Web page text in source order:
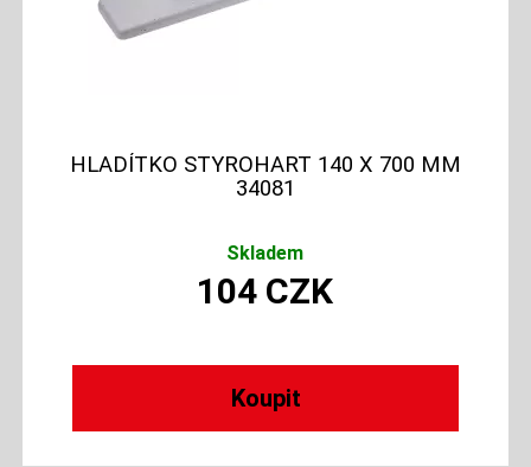
HLADÍTKO STYROHART 140 X 700 MM
34081
Skladem
104 CZK